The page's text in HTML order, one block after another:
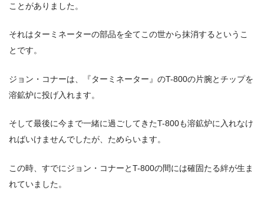
ことがありました。
それはターミネーターの部品を全てこの世から抹消するというこ
とです。
ジョン・コナーは、『ターミネーター』のT-800の片腕とチップを
溶鉱炉に投げ入れます。
そして最後に今まで一緒に過ごしてきたT-800も溶鉱炉に入れなけ
ればいけませんでしたが、ためらいます。
この時、すでにジョン・コナーとT-800の間には確固たる絆が生ま
れていました。